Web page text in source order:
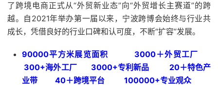
了跨境电商正式从“外贸新业态”向“外贸增长主赛道”的跨
越。自2021年举办第一届以来，宁波跨博会始终与行业共
成长，凭借良好的行业口碑和认可度，不断“扩容”发展。
90000平方米展览面积 3000＋外贸工厂
300+海外工厂 3000+专利新品 20＋特色产
业带 40＋跨境平台 100000+专业观众